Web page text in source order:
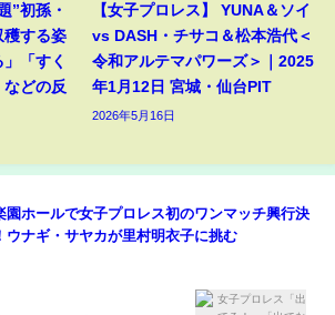
”初孫・
穫する姿
「すく
などの反
【女子プロレス】 YUNA＆ソイ
vs DASH・チサコ＆松本浩代＜
令和アルテマパワーズ＞｜2025
年1月12日 宮城・仙台PIT
2026年5月16日
園ホールで女子プロレス初のワンマッチ興行決
ウナギ・サヤカが里村明衣子に挑む